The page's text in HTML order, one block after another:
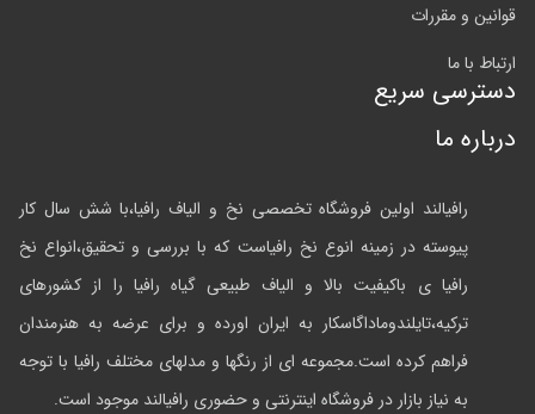
قوانین و مقررات
ارتباط با ما
دسترسی سریع
درباره ما
رافیالند اولین فروشگاه تخصصی نخ و الیاف رافیا،با شش سال کار
پیوسته در زمینه انوع نخ رافیاست که با بررسی و تحقیق،انواع نخ
رافیا ی باکیفیت بالا و الیاف طبیعی گیاه رافیا را از کشورهای
ترکیه،تایلندوماداگاسکار به ایران اورده و برای عرضه به هنرمندان
فراهم کرده است.مجموعه ای از رنگها و مدلهای مختلف رافیا با توجه
به نیاز بازار در فروشگاه اینترنتی و حضوری رافیالند موجود است.